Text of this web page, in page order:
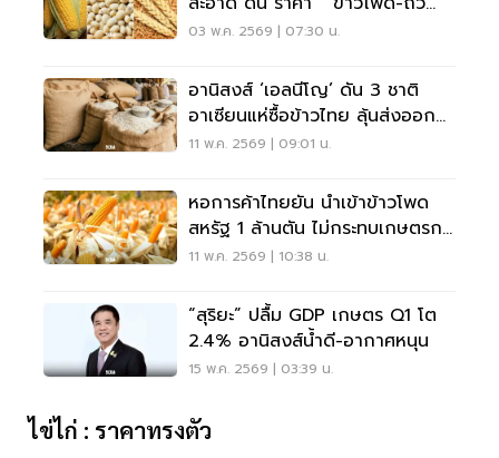
เหลือง-ข้าวสาลี” โลก บวกยกแผง
03 พ.ค. 2569 | 07:30 น.
อานิสงส์ ‘เอลนีโญ’ ดัน 3 ชาติ
อาเซียนแห่ซื้อข้าวไทย ลุ้นส่งออก
แตะ 7 ล้านตัน
11 พ.ค. 2569 | 09:01 น.
หอการค้าไทยยัน นำเข้าข้าวโพด
สหรัฐ 1 ล้านตัน ไม่กระทบเกษตรกร
ไทย
11 พ.ค. 2569 | 10:38 น.
“สุริยะ” ปลื้ม GDP เกษตร Q1 โต
2.4% อานิสงส์น้ำดี-อากาศหนุน
15 พ.ค. 2569 | 03:39 น.
ไข่ไก่ : ราคาทรงตัว